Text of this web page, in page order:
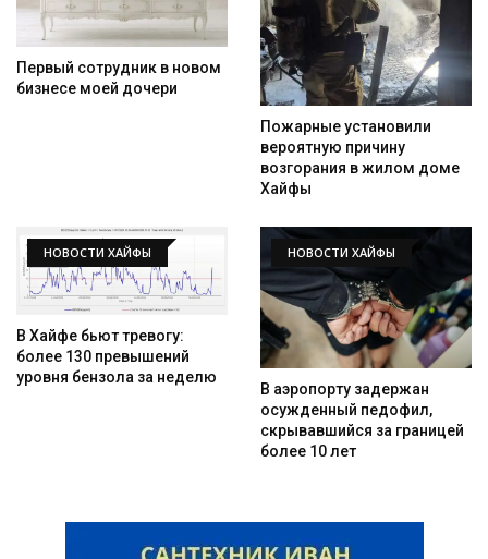
Искать
Первый сотрудник в новом
бизнесе моей дочери
Пожарные установили
вероятную причину
возгорания в жилом доме
Хайфы
НОВОСТИ ХАЙФЫ
В Хайфе бьют тревогу:
более 130 превышений
уровня бензола за неделю
НОВОСТИ ХАЙФЫ
В аэропорту задержан
осужденный педофил,
скрывавшийся за границей
более 10 лет